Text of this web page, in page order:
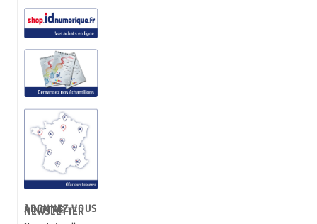
ABONNEZ-VOUS À NOTRE NEWSLETTER